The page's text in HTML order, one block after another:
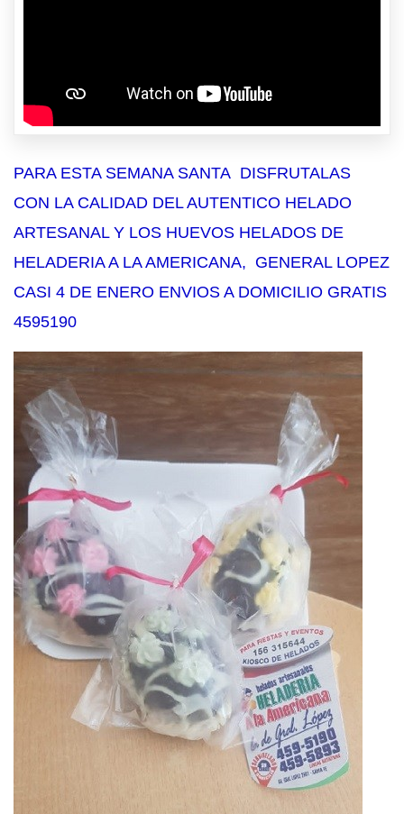
PARA ESTA SEMANA SANTA DISFRUTALAS
CON LA CALIDAD DEL AUTENTICO HELADO
ARTESANAL Y LOS HUEVOS HELADOS DE
HELADERIA A LA AMERICANA, GENERAL LOPEZ
CASI 4 DE ENERO ENVIOS A DOMICILIO GRATIS
4595190